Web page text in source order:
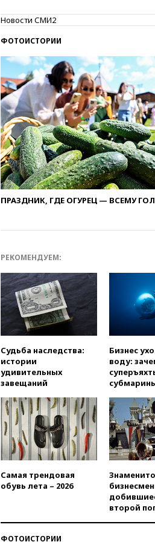
Новости СМИ2
ФОТОИСТОРИИ
ПРАЗДНИК, ГДЕ ОГУРЕЦ — ВСЕМУ
РЕКОМЕНДУЕМ:
Судьба наследства:
истории
удивительных
завещаний
Бизнес
воду:
Самая трендовая
обувь лета – 2026
второй
ФОТОИСТОРИИ